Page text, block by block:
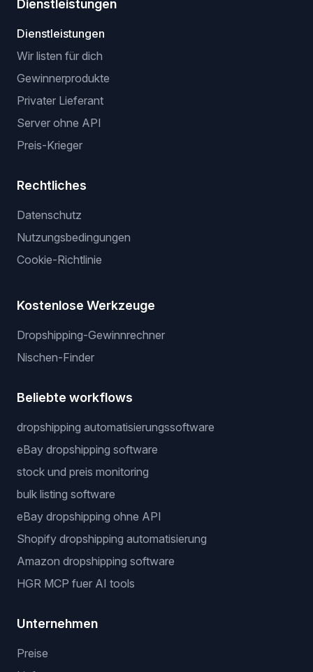
Dienstleistungen
Dienstleistungen
Wir listen für dich
Gewinnerprodukte
Privater Lieferant
Server ohne API
Preis-Krieger
Rechtliches
Datenschutz
Nutzungsbedingungen
Cookie-Richtlinie
Kostenlose Werkzeuge
Dropshipping-Gewinnrechner
Nischen-Finder
Beliebte workflows
dropshipping automatisierungssoftware
eBay dropshipping software
stock und preis monitoring
bulk listing software
eBay dropshipping ohne API
Shopify dropshipping automatisierung
Amazon dropshipping software
HGR MCP fuer AI tools
Unternehmen
Preise